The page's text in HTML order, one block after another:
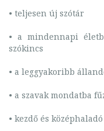
• teljesen új szótár
• a mindennapi
szókincs
• a leggyakoribb
• a szavak mondatba
• kezdő és